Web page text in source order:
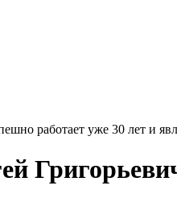
работает уже 30 лет и